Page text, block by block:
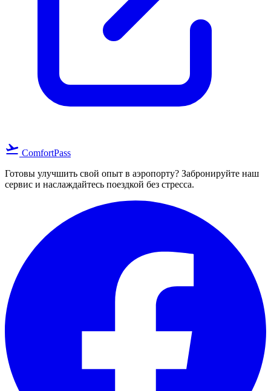
flight_takeoff ComfortPass
Готовы улучшить свой опыт в аэропорту? Забронируйте наш
сервис и наслаждайтесь поездкой без стресса.